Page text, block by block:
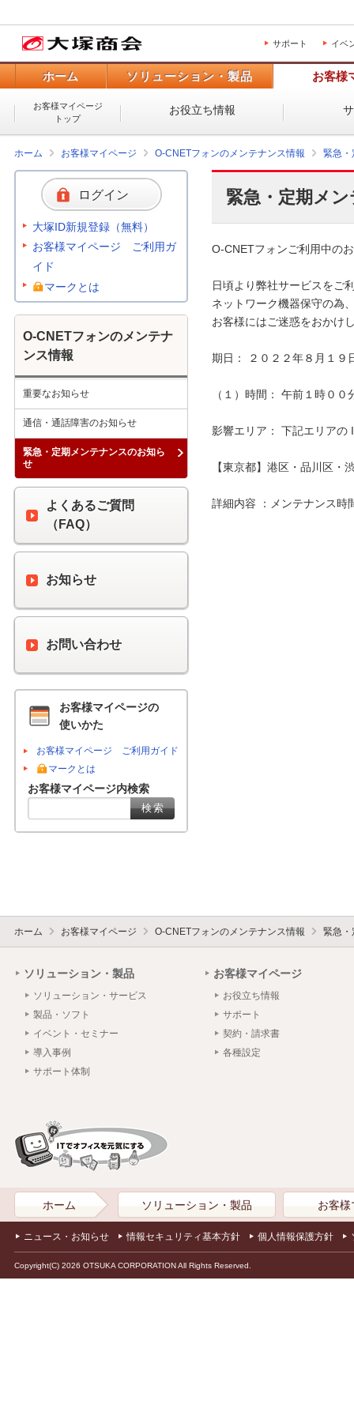
サポート イベ
ホーム ソリューション・製品 お客様
お客様マイページ
トップ
お役立ち情報
ホーム お客様マイページ O-CNETフォンのメンテナンス情報 緊急・
緊急・定期メ
O-CNETフォンご利用中の
日頃より弊社サービスをご
ネットワーク機器保守の為
お客様にはご迷惑をおかけ
期日： ２０２２年８月１９
（１）時間： 午前１時０
影響エリア： 下記エリアの
【東京都】港区・品川区・
詳細内容 ：メンテナンス時
ログイン
大塚ID新規登録（無料）
お客様マイページ ご利用ガ
イド
マークとは
O-CNETフォンのメンテナ
ンス情報
重要なお知らせ
通信・通話障害のお知らせ
緊急・定期メンテナンスのお知ら
せ
よくあるご質問
（FAQ）
お知らせ
お問い合わせ
お客様マイページの
使いかた
お客様マイページ ご利用ガイド
マークとは
お客様マイページ内検索
ホーム お客様マイページ O-CNETフォンのメンテナンス情報 緊急・
ソリューション・製品
ソリューション・サービス
製品・ソフト
イベント・セミナー
導入事例
サポート体制
お客様マイページ
お役立ち情報
サポート
契約・請求書
各種設定
ホーム ソリューション・製品 お客様
ニュース・お知らせ 情報セキュリティ基本方針 個人情報保護方針
Copyright(C) 2026 OTSUKA CORPORATION All Rights Reserved.